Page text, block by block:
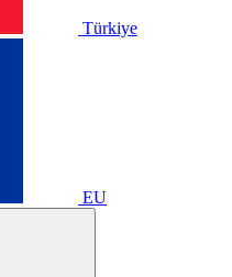
Türkiye
EU